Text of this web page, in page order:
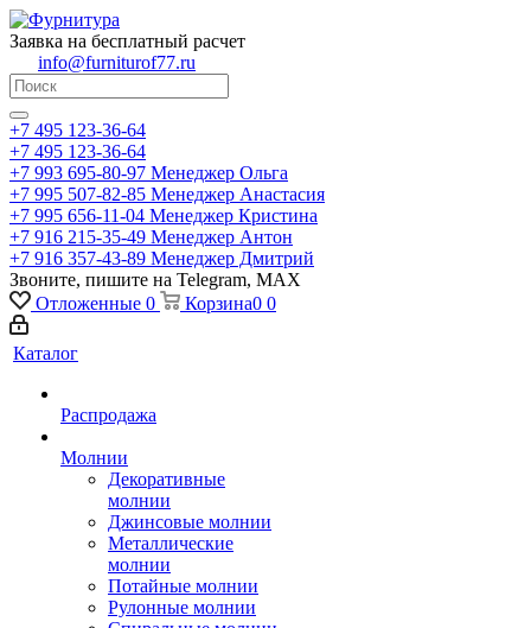
Заявка на бесплатный расчет
info@furniturof77.ru
+7 495 123-36-64
+7 495 123-36-64
+7 993 695-80-97 Менеджер Ольга
+7 995 507-82-85 Менеджер Анастасия
+7 995 656-11-04 Менеджер Кристина
+7 916 215-35-49 Менеджер Антон
+7 916 357-43-89 Менеджер Дмитрий
Звоните, пишите на Telegram, MAX
Отложенные 0 Корзина0 0
Каталог
Распродажа
Молнии
Декоративные
молнии
Джинсовые молнии
Металлические
молнии
Потайные молнии
Рулонные молнии